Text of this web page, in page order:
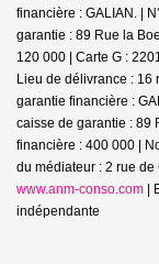
financière : GALIAN. |
garantie : 89 Rue la
120 000 | Carte G :
Lieu de délivrance : 16
garantie financière :
caisse de garantie : 89
financière : 400 000 |
du médiateur : 2 rue
www.anm-conso.com |
indépendante